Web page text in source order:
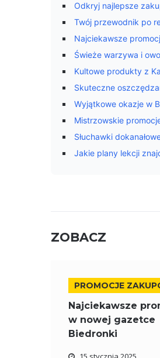
Odkryj najlepsze
Twój przewodnik po
Najciekawsze
Świeże warzywa i
Kultowe produkty z
Skuteczne
Wyjątkowe okazje w
Mistrzowskie
Słuchawki
Jakie plany lekcji
ZOBACZ
PROMOCJE
Najciekawsze
w nowej gazetce
Biedronki